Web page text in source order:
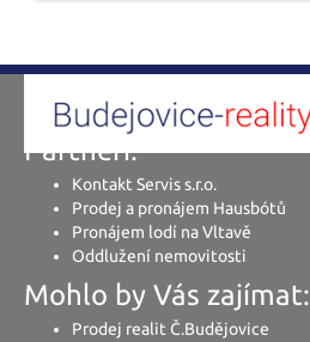
Partneři:
Kontakt Servis s.r.o.
Prodej a pronájem Hausbótů
Pronájem lodí na Vltavě
Oddlužení nemovitosti
Mohlo by Vás zajímat:
Prodej realit Č.Budějovice